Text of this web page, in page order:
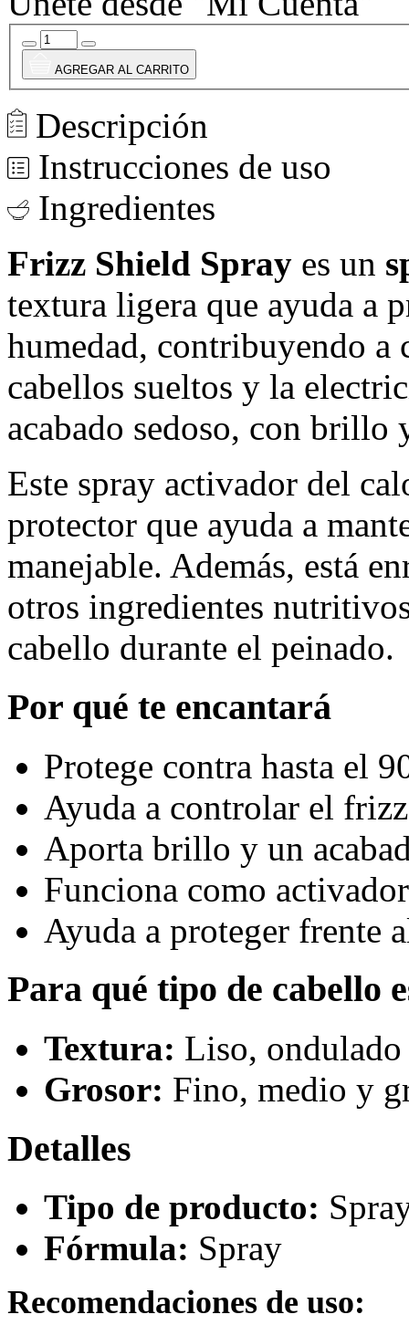
AGREGAR AL CARRITO
Descripción
Instrucciones de uso
Ingredientes
Frizz Shield Spray es un
textura ligera que ayuda a
humedad, contribuyendo a
cabellos sueltos y la
acabado sedoso, con brillo
Este spray activador del
protector que ayuda a
manejable. Además, está
otros ingredientes
cabello durante el peinado.
Por qué te encantará
Protege contra hasta el
Ayuda a controlar el
Aporta brillo y un
Funciona como
Ayuda a proteger frente
Para qué tipo de cabello
Textura: Liso,
Grosor: Fino, medio y
Detalles
Tipo de producto:
Fórmula: Spray
Recomendaciones de uso: